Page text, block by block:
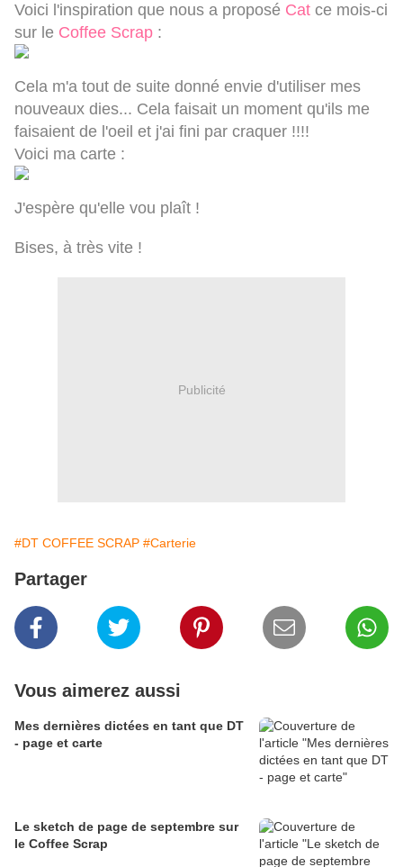
Voici l'inspiration que nous a proposé Cat ce mois-ci
sur le Coffee Scrap :
Cela m'a tout de suite donné envie d'utiliser mes
nouveaux dies... Cela faisait un moment qu'ils me
faisaient de l'oeil et j'ai fini par craquer !!!!
Voici ma carte :
J'espère qu'elle vou plaît !
Bises, à très vite !
Publicité
#DT COFFEE SCRAP #Carterie
Partager
Vous aimerez aussi
Mes dernières dictées en tant que DT
- page et carte
Le sketch de page de septembre sur
le Coffee Scrap